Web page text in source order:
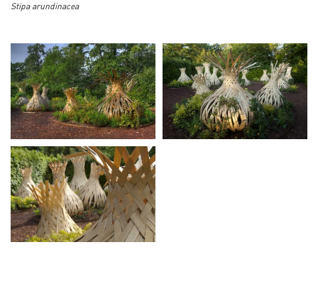
Stipa arundinacea